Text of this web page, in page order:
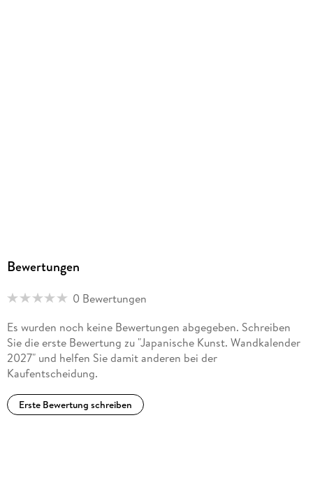
Bewertungen
0 Bewertungen
Es wurden noch keine Bewertungen abgegeben. Schreiben
Sie die erste Bewertung zu "Japanische Kunst. Wandkalender
2027" und helfen Sie damit anderen bei der
Kaufentscheidung.
Erste Bewertung schreiben